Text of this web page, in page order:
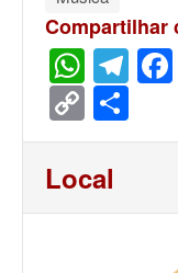
Compartilhar
Copy
Link
Local